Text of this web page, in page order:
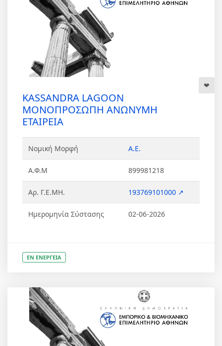
KASSANDRA LAGOON
ΜΟΝΟΠΡΟΣΩΠΗ ΑΝΩΝΥΜΗ
ΕΤΑΙΡΕΙΑ
Νομική Μορφή Α.Ε.
Α.Φ.Μ 899981218
Αρ. Γ.Ε.ΜΗ. 193769101000 ↗
Ημερομηνία Σύστασης 02-06-2026
ΕΝ ΕΝΕΡΓΕΙΑ